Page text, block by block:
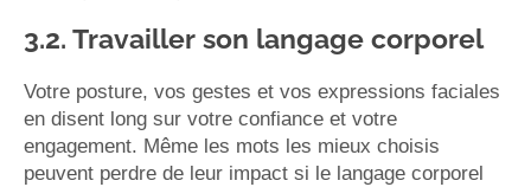
3.2. Travailler son langage corporel
Votre posture, vos gestes et vos expressions faciales
en disent long sur votre confiance et votre
engagement. Même les mots les mieux choisis
peuvent perdre de leur impact si le langage corporel